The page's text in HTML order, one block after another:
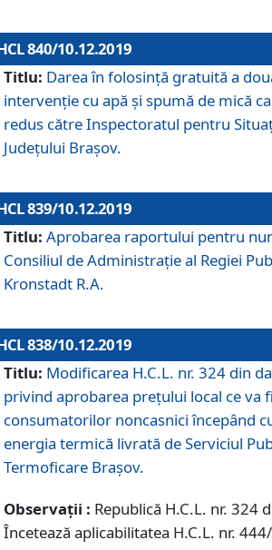
840/10.12.2019
Titlu: Darea în folosință gratuită a
intervenție cu apă și spumă de mică
redus către Inspectoratul pentru
Judeţului Brașov.
839/10.12.2019
Titlu: Aprobarea raportului pentru
Consiliul de Administraţie al Regiei
Kronstadt R.A.
838/10.12.2019
Titlu: Modificarea H.C.L. nr. 324 din
privind aprobarea preţului local ce va
consumatorilor noncasnici începând
energia termică livrată de Serviciul
Termoficare Braşov.
Observații : Republică H.C.L. nr. 324
Încetează aplicabilitatea H.C.L. nr.